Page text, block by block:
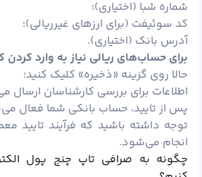
شماره شبا (اختیاری)؛
کد سوئیفت (برای ارزهای غیرریالی)؛
آدرس بانک (اختیاری).
برای حساب‌های ریالی نیاز به وارد
حالا روی گزینه «ذخیره» کلیک کنید؛
اطلاعات برای بررسی کارشناسان ارسال
پس از تایید، حساب بانکی شما فعال
توجه داشته باشید که فرآیند تایید
انجام می‌شود.
چگونه به صرافی تاپ چنج پول